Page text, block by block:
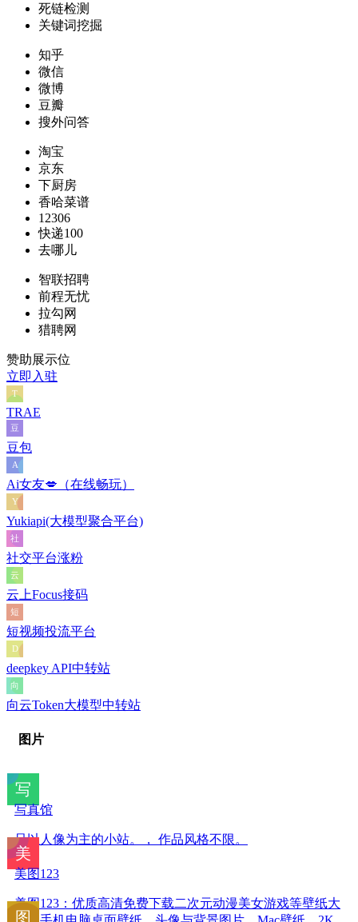
死链检测
关键词挖掘
知乎
微信
微博
豆瓣
搜外问答
淘宝
京东
下厨房
香哈菜谱
12306
快递100
去哪儿
智联招聘
前程无忧
拉勾网
猎聘网
赞助展示位
立即入驻
TRAE
豆包
Ai女友💋（在线畅玩）
Yukiapi(大模型聚合平台)
社交平台涨粉
云上Focus接码
短视频投流平台
deepkey API中转站
向云Token大模型中转站
图片
写真馆
只以人像为主的小站。， 作品风格不限。
美图123
美图123​​：优质高清免费下载​​二次元动漫美女游戏等壁纸大